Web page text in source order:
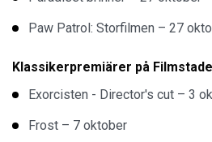
Paw Patrol: Storfilmen – 27
Klassikerpremiärer på
Exorcisten - Director's cut – 3
Frost – 7 oktober